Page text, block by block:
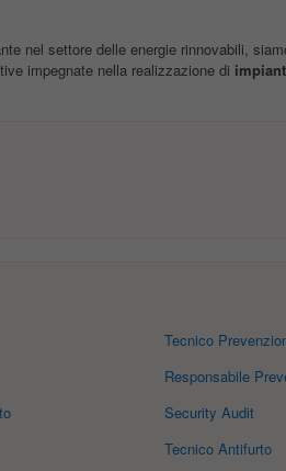
nel settore delle energie rinnovabili,
impegnate nella realizzazione di
Tecnico
Responsabile
Security Audit
Tecnico Antifurto